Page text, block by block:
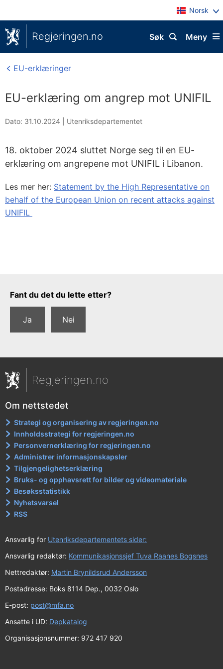
Norsk
Regjeringen.no Meny
Søk
EU-erklæringer
EU-erklæring om angrep mot UNIFIL
Dato: 31.10.2024 Utenriksdepartementet
18. oktober 2024 sluttet Norge seg til en EU-
erklæring om angrepene mot UNIFIL i Libanon.
Les mer her: Statement by the High Representative on
behalf of the European Union on recent attacks against
UNIFIL
Tilbakemeldingsskjema
Fant du det du lette etter?
Ja Nei
Regjeringen.no
Om nettstedet
Strategi og organisering av regjeringen.no
Innholdsstrategi for regjeringen.no
Personvernerklæring for regjeringen.no
Administrer informasjonskapsler
Tilgjengelighetserklæring
Bruks- og opphavsrett for bilder og videomateriale
Besøksstatistikk
Nyhetsvarsel
RSS
Ansvarlig for Utenriksdepartementets sider:
Ansvarlig redaktør: Kommunikasjonssjef Tuva Raanes Bogsnes
Nettredaktør: Martin Brynildsrud Andersson
Postadresse: Boks 8114 Dep., 0032 Oslo
E-post: post@mfa.no
Ansatte i UD: Depkatalog
Organisasjonsnummer: 972 417 920